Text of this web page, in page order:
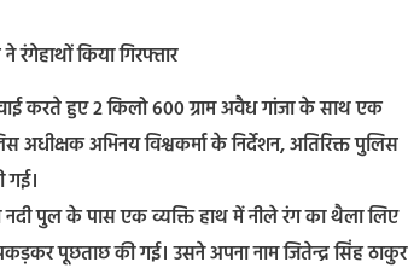
किया गिरफ्तार
करते हुए 2 किलो 600 ग्राम अवैध गांजा के साथ एक
अभिनय विश्वकर्मा के निर्देशन, अतिरिक्त पुलिस
गई।
नदी पुल के पास एक व्यक्ति हाथ में नीले रंग का थैला लिए
पूछताछ की गई। उसने अपना नाम जितेन्द्र सिंह ठाकुर